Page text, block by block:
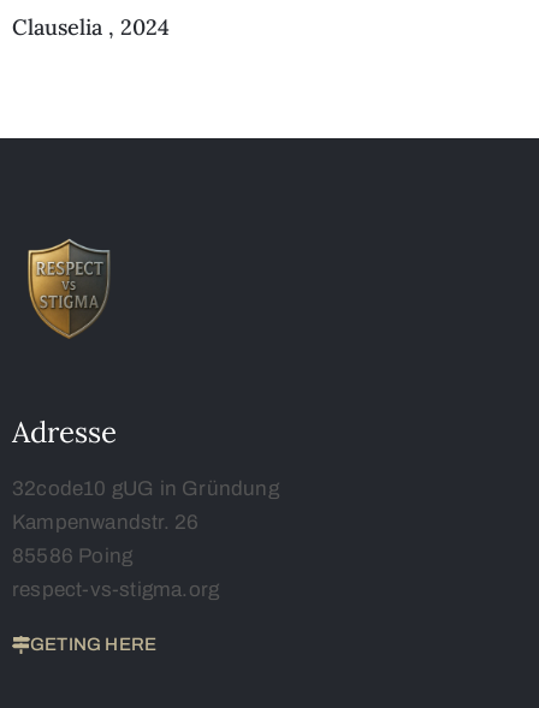
Clauselia , 2024
Adresse
32code10 gUG in Gründung
Kampenwandstr. 26
85586 Poing
respect-vs-stigma.org
GETING HERE